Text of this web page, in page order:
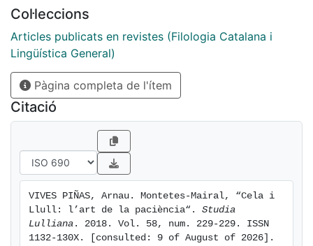
Col·leccions
Articles publicats en revistes (Filologia Catalana i
Lingüística General)
Pàgina completa de l'ítem
Citació
VIVES PIÑAS, Arnau. Montetes-Mairal, “Cela i
Llull: l’art de la paciència“. Studia
Lulliana . 2018. Vol. 58, num. 229-229. ISSN
1132-130X. [consulted: 9 of August of 2026].